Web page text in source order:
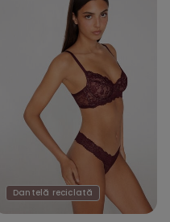
Dantelă reciclată